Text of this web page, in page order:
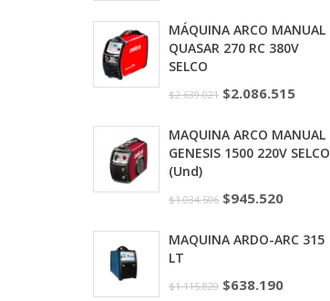
MÁQUINA ARCO MANUAL
QUASAR 270 RC 380V
SELCO
$2.639.021 $2.086.515
MAQUINA ARCO MANUAL
GENESIS 1500 220V SELCO
(Und)
$1.034.506 $945.520
MAQUINA ARDO-ARC 315
LT
$1.115.820 $638.190